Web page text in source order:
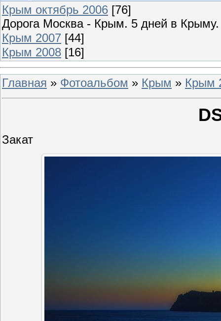
Крым октябрь 2006 [76]
Дорога Москва - Крым. 5 дней в
Крым 2007 [44]
Крым 2008 [16]
Главная » Фотоальбом » Крым » Крым
Закат